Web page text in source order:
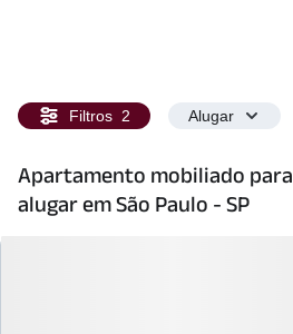
Filtros 2 Alugar
Apartamento mobiliado para
alugar em São Paulo - SP